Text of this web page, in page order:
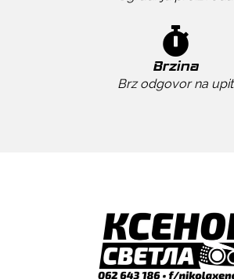
Brzina
Brz odgovor na upit